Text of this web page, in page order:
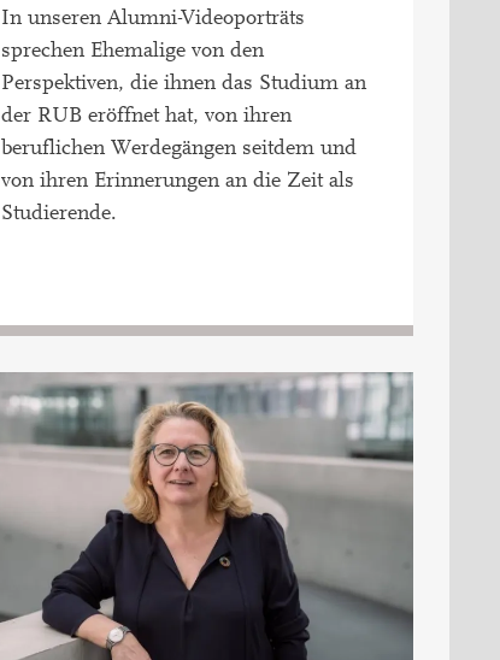
In unseren Alumni-Videoporträts
sprechen Ehemalige von den
Perspektiven, die ihnen das Studium an
der RUB eröffnet hat, von ihren
beruflichen Werdegängen seitdem und
von ihren Erinnerungen an die Zeit als
Studierende.